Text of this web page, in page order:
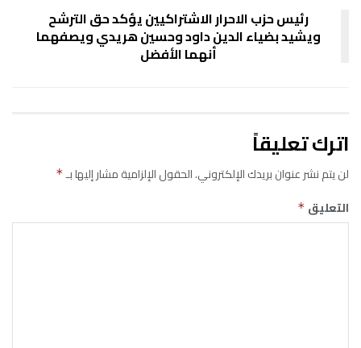
رئيس حزب الاحرار الاشتراكيين يؤكد حق الترشح
ويشيد بضياء الدين داود وحسين هريدي ويصفهما
أنهما الأفضل
اترك تعليقاً
لن يتم نشر عنوان بريدك الإلكتروني.الحقول الإلزامية مشار إليها بـ*
التعليق *